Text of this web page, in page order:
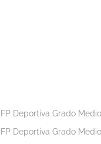
FP Deportiva Grado
FP Deportiva Grado